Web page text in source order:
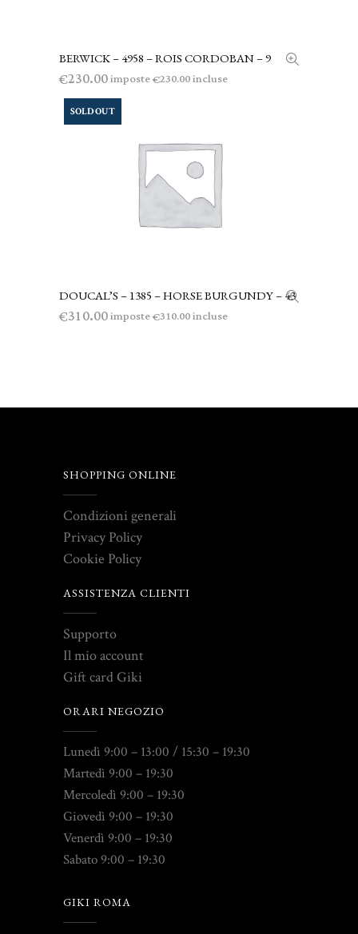
LEGGI TUTTO
BERWICK – 4958 – ROIS CORDOBAN – 9
€230.00imposte€230.00incluse
SOLD OUT
LEGGI TUTTO
DOUCAL’S – 1385 – HORSE BURGUNDY – 43
€310.00imposte€310.00incluse
SHOPPING ONLINE
Condizioni generali
Privacy Policy
Cookie Policy
ASSISTENZA CLIENTI
Supporto
Il mio account
Gift card Giki
ORARI NEGOZIO
Lunedì 9:00 – 13:00 / 15:30 – 19:30
Martedì 9:00 – 19:30
Mercoledì 9:00 – 19:30
Giovedì 9:00 – 19:30
Venerdì 9:00 – 19:30
Sabato 9:00 – 19:30
GIKI ROMA